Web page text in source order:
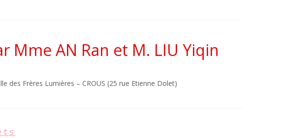
AN Ran et M. LIU Yiqin
des Frères Lumières – CROUS (25 rue Etienne Dolet)